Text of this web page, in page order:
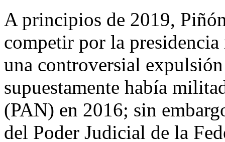
A principios de 2019,
competir por la
una controversial
supuestamente había
(PAN) en 2016; sin
del Poder Judicial de la